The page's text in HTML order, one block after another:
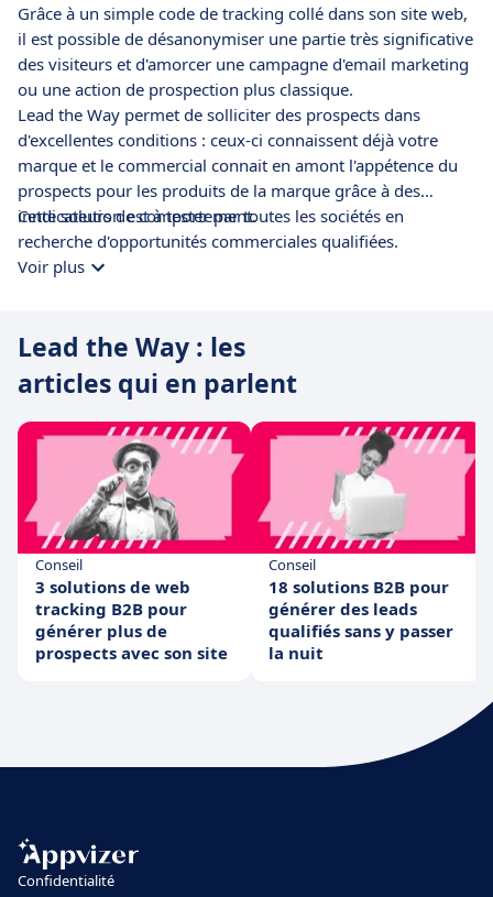
Grâce à un simple code de tracking collé dans son site web,
il est possible de désanonymiser une partie très significative
des visiteurs et d'amorcer une campagne d'email marketing
ou une action de prospection plus classique.
Lead the Way permet de solliciter des prospects dans
d'excellentes conditions : ceux-ci connaissent déjà votre
marque et le commercial connait en amont l'appétence du
prospects pour les produits de la marque grâce à des
inndicateurs de comportement.
Cette solution est à tester par toutes les sociétés en
recherche d'opportunités commerciales qualifiées.
Voir plus
Lead the Way : les
articles qui en parlent
Conseil
3 solutions de web
tracking B2B pour
générer plus de
prospects avec son site
Conseil
18 solutions B2B pour
générer des leads
qualifiés sans y passer
la nuit
Confidentialité